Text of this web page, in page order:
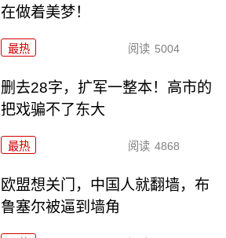
在做着美梦！
最热 阅读 5004
删去28字，扩军一整本！高市的
把戏骗不了东大
最热 阅读 4868
欧盟想关门，中国人就翻墙，布
鲁塞尔被逼到墙角